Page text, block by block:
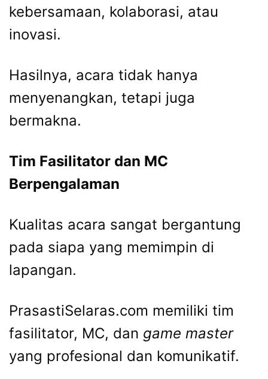
kebersamaan, kolaborasi, atau
inovasi.
Hasilnya, acara tidak hanya
menyenangkan, tetapi juga
bermakna.
Tim Fasilitator dan MC
Berpengalaman
Kualitas acara sangat bergantung
pada siapa yang memimpin di
lapangan.
PrasastiSelaras.com memiliki tim
fasilitator, MC, dan game master
yang profesional dan komunikatif.